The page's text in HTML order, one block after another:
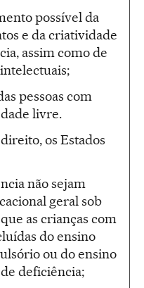
possível da
e da criatividade
assim como de
pessoas com
livre.
os Estados
não sejam
geral sob
as crianças com
do ensino
ou do ensino
deficiência;